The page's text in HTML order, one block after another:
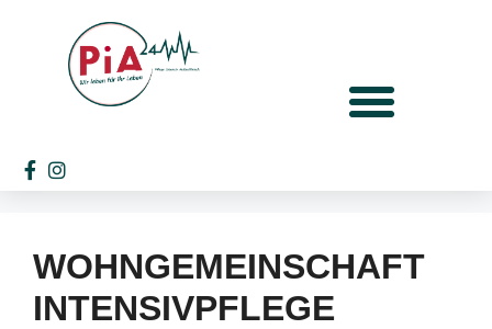
WOHNGEMEINSCHAFT
INTENSIVPFLEGE